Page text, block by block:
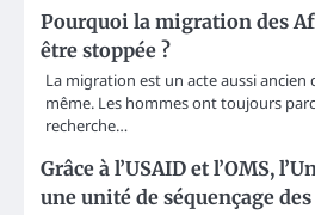
Pourquoi la migration des
être stoppée ?
La migration est un acte aussi ancien
même. Les hommes ont toujours
recherche…
Grâce à l’USAID et l’OMS,
une unité de séquençage